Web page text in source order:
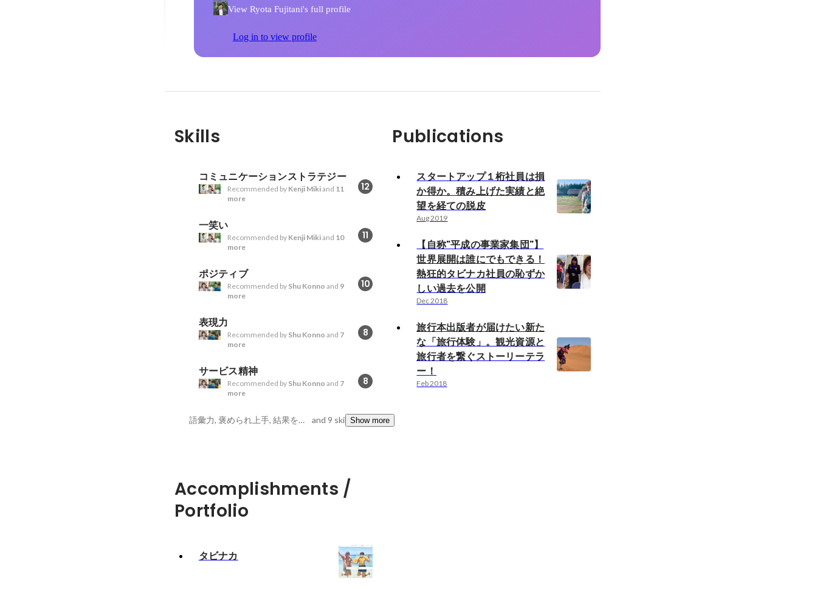
View Ryota Fujitani's full profile
Log in to view profile
Skills
コミュニケーションストラテジー
12
Recommended by Kenji Mikiand 11
more
一笑い
11
Recommended by Kenji Mikiand 10
more
ポジティブ
10
Recommended by Shu Konno and 9
more
表現力
8
Recommended by Shu Konno and 7
more
サービス精神
8
Recommended by Shu Konno and 7
more
語彙力, 褒められ上手, 結果をだす and 9 skillsShow more
Publications
スタートアップ１桁社員は損
か得か。積み上げた実績と絶
望を経ての脱皮
Aug 2019
【自称"平成の事業家集団"】
世界展開は誰にでもできる！
熱狂的タビナカ社員の恥ずか
しい過去を公開
Dec 2018
旅行本出版者が届けたい新た
な「旅行体験」。観光資源と
旅行者を繋ぐストーリーテラ
ー！
Feb 2018
Accomplishments /
Portfolio
タビナカ